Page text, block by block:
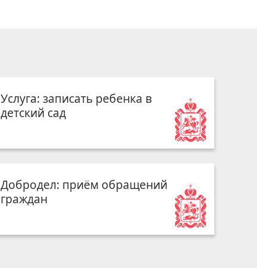
Услуга: записать ребенка в
детский сад
Добродел: приём обращений
граждан